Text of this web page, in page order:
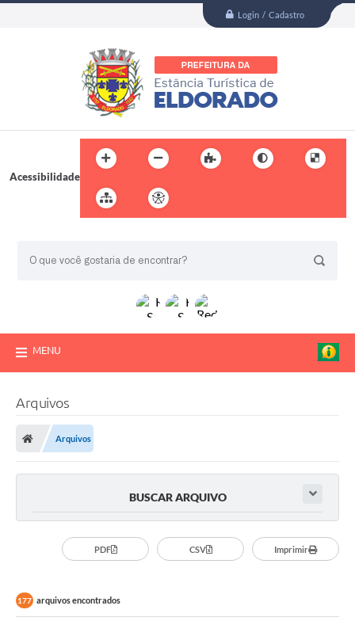
Login / Cadastro
Acessibilidade
MENU
Arquivos
Arquivos
BUSCAR ARQUIVO
PDF CSV Imprimir
177 arquivos encontrados